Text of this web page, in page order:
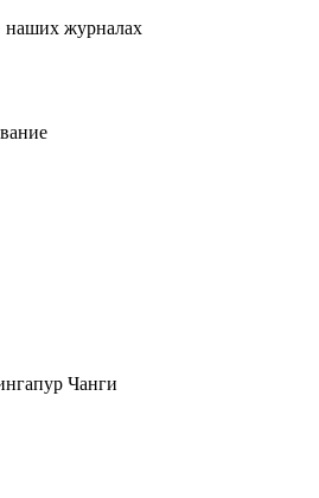
наших журналах
Чанги